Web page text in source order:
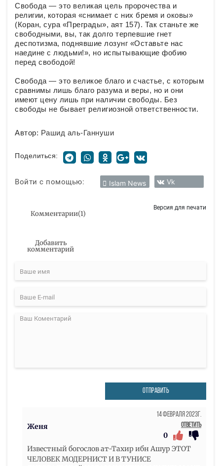
Свобода — это великая цель пророчества и
религии, которая «снимает с них бремя и оковы»
(Коран, сура «Преграды», аят 157). Так станьте же
свободными, вы, так долго терпевшие гнет
деспотизма, поднявшие лозунг «Оставьте нас
наедине с людьми!», но испытывающие фобию
перед свободой!
Свобода — это великое благо и счастье, с которым
сравнимы лишь благо разума и веры, но и они
имеют цену лишь при наличии свободы. Без
свободы не бывает религиозной ответственности.
Автор: Рашид аль-Ганнуши
Поделиться:
Войти с помощью: Islam News Vk
Комментарии(1)
Версия для печати
Добавить
комментарий
ОТПРАВИТЬ
Женя
14 Февраля 2023г.
Ответить
0
Известный богослов ат-Тахир ибн Ашур ЭТОТ
ЧЕЛОВЕК МОДЕРНИСТ И В ТУНИСЕ